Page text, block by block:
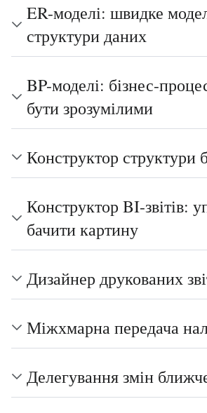
ER-моделі: швидке
структури даних
BP-моделі: бізнес-
бути зрозумілими
Конструктор структури
Конструктор BI-звітів:
бачити картину
Дизайнер друкованих
Міжхмарна передача
Делегування змін